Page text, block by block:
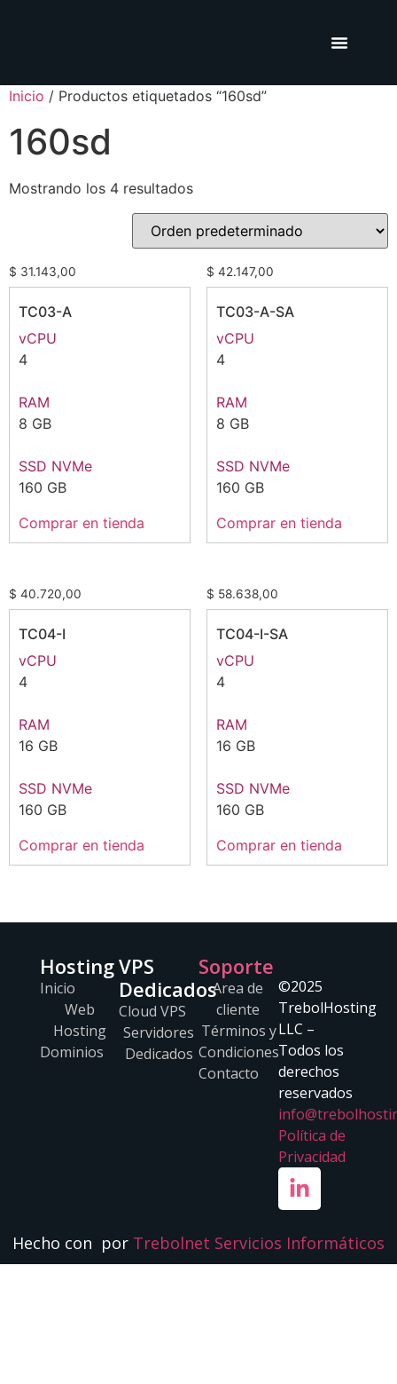
Inicio / Productos etiquetados “160sd”
160sd
Mostrando los 4 resultados
$ 31.143,00
TC03-A
vCPU
4
RAM
8 GB
SSD NVMe
160 GB
Comprar en tienda
$ 42.147,00
TC03-A-SA
vCPU
4
RAM
8 GB
SSD NVMe
160 GB
Comprar en tienda
$ 40.720,00
TC04-I
vCPU
4
RAM
16 GB
SSD NVMe
160 GB
Comprar en tienda
$ 58.638,00
TC04-I-SA
vCPU
4
RAM
16 GB
SSD NVMe
160 GB
Comprar en tienda
Hosting
Inicio
Web
Hosting
Dominios
VPS
Dedicados
Cloud VPS
Servidores
Dedicados
Soporte
Area de
cliente
Términos y
Condiciones
Contacto
©2025
TrebolHosting
LLC –
Todos los
derechos
reservados
Política de
Privacidad
Hecho con por Trebolnet Servicios Informáticos